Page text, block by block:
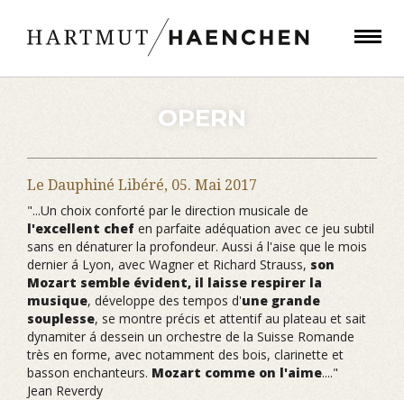
OPERN
Le Dauphiné Libéré, 05. Mai 2017
"...Un choix conforté par le direction musicale de
l'excellent chef en parfaite adéquation avec ce jeu subtil
sans en dénaturer la profondeur. Aussi á l'aise que le mois
dernier á Lyon, avec Wagner et Richard Strauss, son
Mozart semble évident, il laisse respirer la
musique, développe des tempos d'une grande
souplesse, se montre précis et attentif au plateau et sait
dynamiter á dessein un orchestre de la Suisse Romande
très en forme, avec notamment des bois, clarinette et
basson enchanteurs. Mozart comme on l'aime...."
Jean Reverdy